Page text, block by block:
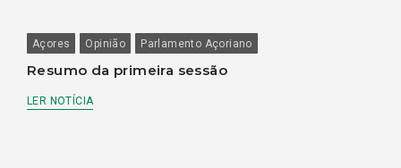
Açores Opinião Parlamento Açoriano
Resumo da primeira sessão
LER NOTÍCIA